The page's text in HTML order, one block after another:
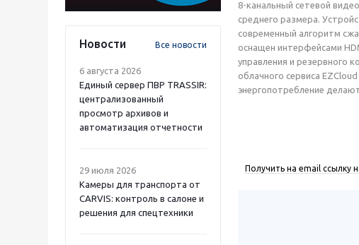
Новости Все новости
6 августа 2026
Единый сервер ПВР TRASSIR:
централизованный
просмотр архивов и
автоматизация отчетности
29 июля 2026
Камеры для транспорта от
CARVIS: контроль в салоне и
решения для спецтехники
8-канальный сетевой
среднего размера.
современный алгоритм
оснащен интерфейсами
управления и резервного
облачного сервиса
энергопотребление
Получить на email ссылку